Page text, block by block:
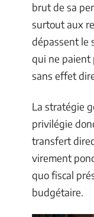
brut de sa
surtout aux
dépassent le
qui ne paient
sans effet
La stratégie
privilégie
transfert
virement
quo fiscal
budgétaire.